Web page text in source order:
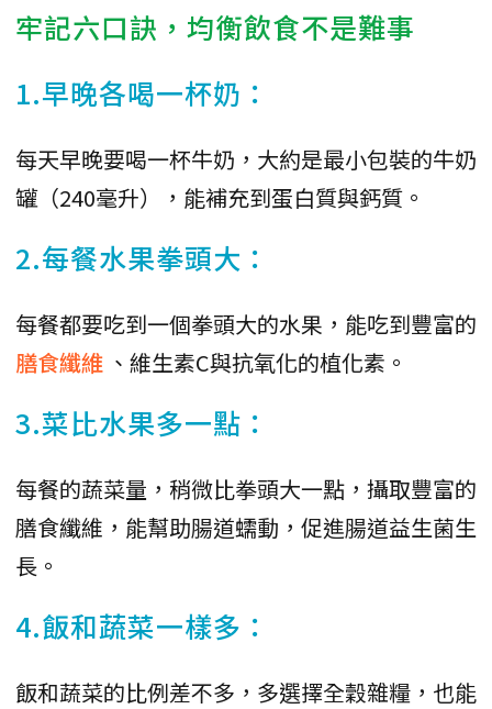
牢記六口訣，均衡飲食不是難事
1.早晚各喝一杯奶：
每天早晚要喝一杯牛奶，大約是最小包裝的牛奶
罐（240毫升），能補充到蛋白質與鈣質。
2.每餐水果拳頭大：
每餐都要吃到一個拳頭大的水果，能吃到豐富的
膳食纖維 、維生素C與抗氧化的植化素。
3.菜比水果多一點：
每餐的蔬菜量，稍微比拳頭大一點，攝取豐富的
膳食纖維，能幫助腸道蠕動，促進腸道益生菌生
長。
4.飯和蔬菜一樣多：
飯和蔬菜的比例差不多，多選擇全穀雜糧，也能